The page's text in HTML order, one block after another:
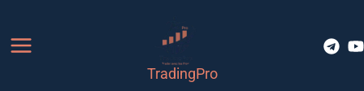
contenu
TradingPro